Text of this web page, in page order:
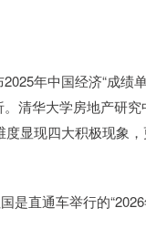
年中国经济“成绩
清华大学房地产研
显现四大积极现象
直通车举行的